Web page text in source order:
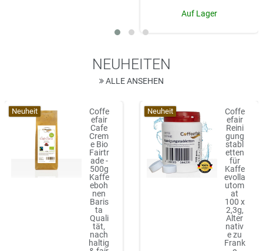
Auf Lager
NEUHEITEN
ALLE ANSEHEN
Neuheit
Coffe
efair
Cafe
Crem
e Bio
Fairtr
ade -
500g
Kaffe
eboh
nen
Baris
ta
Quali
tät,
nach
haltig
Neuheit
Coffe
efair
Reini
gung
stabl
etten
für
Kaffe
evolla
utom
at
100 x
2,3g,
Alter
nativ
e zu
Frank